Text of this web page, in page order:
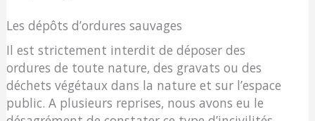
Les dépôts d’ordures sauvages
Il est strictement interdit de déposer des
ordures de toute nature, des gravats ou des
déchets végétaux dans la nature et sur l’espace
public. A plusieurs reprises, nous avons eu le